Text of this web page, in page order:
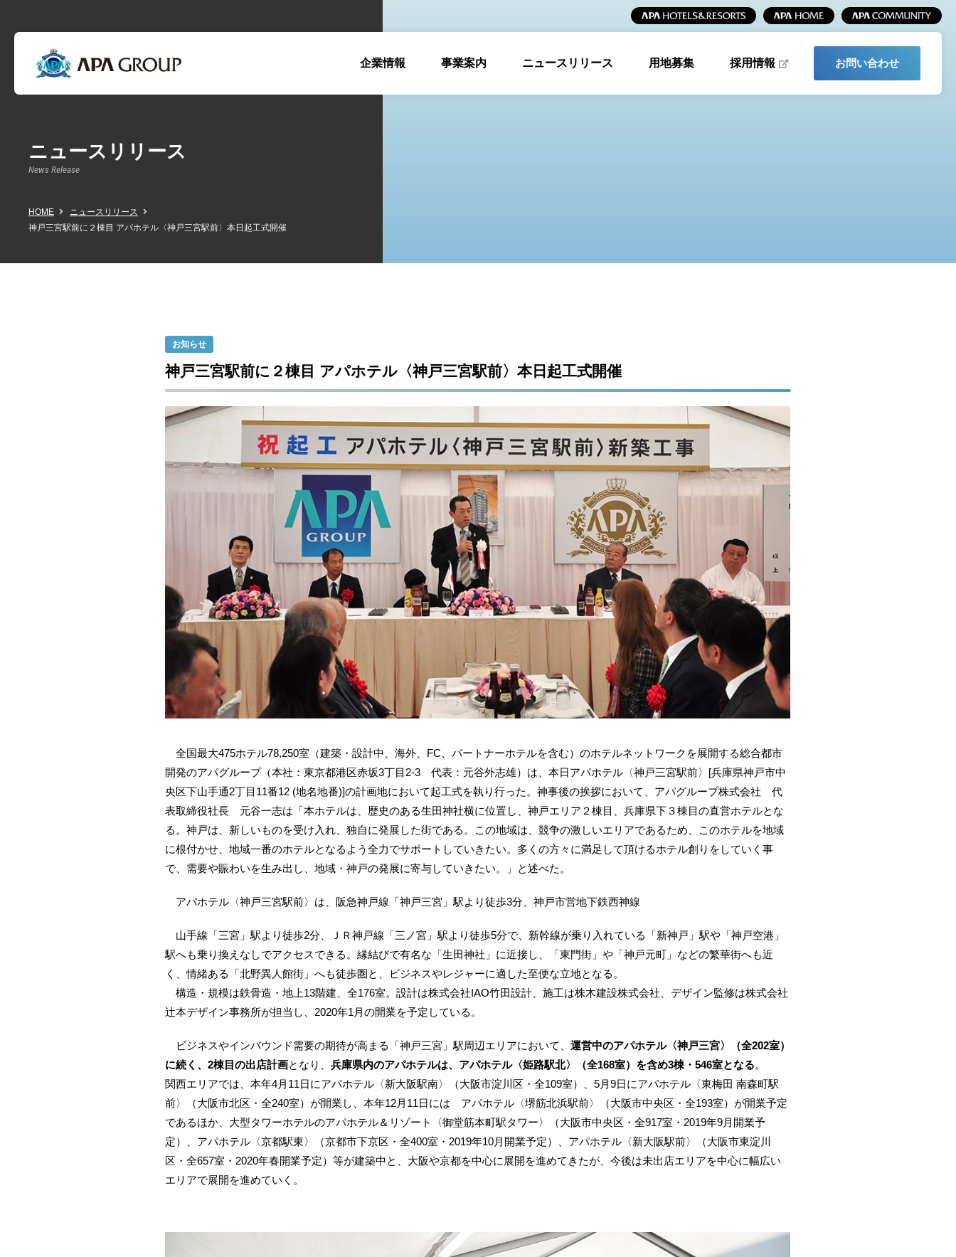
企業情報 事業案内 ニュースリリース 用地募集 採用情報 お問い合わせ
ニュースリリース
News Release
HOME
ニュースリリース
神戸三宮駅前に２棟目 アパホテル〈神戸三宮駅前〉本日起工式開催
お知らせ
神戸三宮駅前に２棟目 アパホテル〈神戸三宮駅前〉本日起工式開催
全国最大475ホテル78,250室（建築・設計中、海外、FC、パートナーホテルを含む）のホテルネットワークを展開する総合都市
開発のアパグループ（本社：東京都港区赤坂3丁目2-3 代表：元谷外志雄）は、本日アパホテル〈神戸三宮駅前〉[兵庫県神戸市中
央区下山手通2丁目11番12 (地名地番)]の計画地において起工式を執り行った。神事後の挨拶において、アパグループ株式会社 代
表取締役社長 元谷一志は「本ホテルは、歴史のある生田神社横に位置し、神戸エリア２棟目、兵庫県下３棟目の直営ホテルとな
る。神戸は、新しいものを受け入れ、独自に発展した街である。この地域は、競争の激しいエリアであるため、このホテルを地域
に根付かせ、地域一番のホテルとなるよう全力でサポートしていきたい。多くの方々に満足して頂けるホテル創りをしていく事
で、需要や賑わいを生み出し、地域・神戸の発展に寄与していきたい。」と述べた。
アパホテル〈神戸三宮駅前〉は、阪急神戸線「神戸三宮」駅より徒歩3分、神戸市営地下鉄西神線
山手線「三宮」駅より徒歩2分、ＪＲ神戸線「三ノ宮」駅より徒歩5分で、新幹線が乗り入れている「新神戸」駅や「神戸空港」
駅へも乗り換えなしでアクセスできる。縁結びで有名な「生田神社」に近接し、「東門街」や「神戸元町」などの繁華街へも近
く、情緒ある「北野異人館街」へも徒歩圏と、ビジネスやレジャーに適した至便な立地となる。
構造・規模は鉄骨造・地上13階建、全176室。設計は株式会社IAO竹田設計、施工は株木建設株式会社、デザイン監修は株式会社
辻本デザイン事務所が担当し、2020年1月の開業を予定している。
ビジネスやインバウンド需要の期待が高まる「神戸三宮」駅周辺エリアにおいて、 運営中のアパホテル〈神戸三宮〉（全202室）
に続く、2棟目の出店計画となり、 兵庫県内のアパホテルは、アパホテル〈姫路駅北〉（全168室）を含め3棟・546室となる。
関西エリアでは、本年4月11日にアパホテル〈新大阪駅南〉（大阪市淀川区・全109室）、5月9日にアパホテル〈東梅田 南森町駅
前〉（大阪市北区・全240室）が開業し、本年12月11日には アパホテル〈堺筋北浜駅前〉（大阪市中央区・全193室）が開業予定
であるほか、大型タワーホテルのアパホテル＆リゾート〈御堂筋本町駅タワー〉（大阪市中央区・全917室・2019年9月開業予
定）、アパホテル〈京都駅東〉（京都市下京区・全400室・2019年10月開業予定）、アパホテル〈新大阪駅前〉（大阪市東淀川
区・全657室・2020年春開業予定）等が建築中と、大阪や京都を中心に展開を進めてきたが、今後は未出店エリアを中心に幅広い
エリアで展開を進めていく。